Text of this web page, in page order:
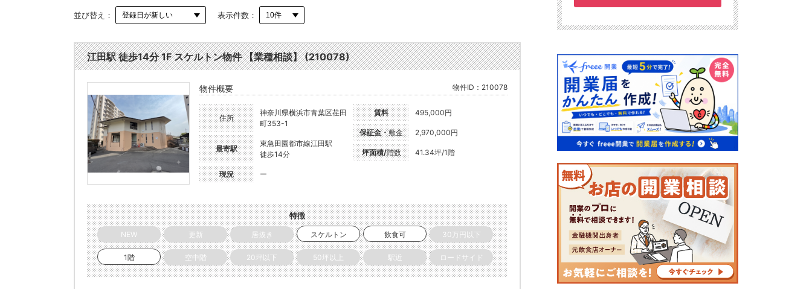
並び替え： 表示件数：
江田駅 徒歩14分 1F スケルトン物件 【業種相談】 (210078)
物件概要 物件ID：210078
住所
神奈川県横浜市青葉区荏田
町353-1
最寄駅
東急田園都市線江田駅
徒歩14分
現況 ー
賃料 495,000円
保証金・敷金 2,970,000円
坪面積/階数 41.34坪/1階
特徴
NEW 更新 居抜き スケルトン 飲食可 30万円以下
1階 空中階 20坪以下 50坪以上 駅近 ロードサイド